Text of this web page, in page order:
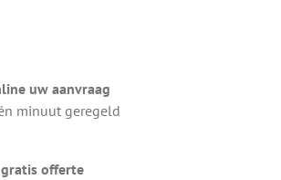
uw aanvraag
minuut geregeld
offerte